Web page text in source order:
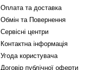
Оплата та доставка
Обмін та Повернення
Сервісні центри
Контактна інформація
Угода користувача
Договір публічної оферти